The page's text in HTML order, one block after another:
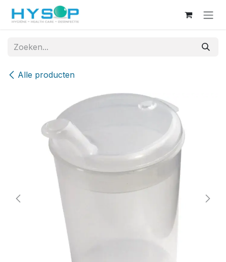
Overslaan naar inhoud
Alle producten